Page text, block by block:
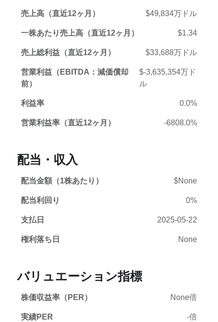
売上高（直近12ヶ月） $49,834万ドル
一株あたり売上高（直近12ヶ月） $1.34
売上総利益（直近12ヶ月） $33,688万ドル
営業利益（EBITDA：減価償却
前）
$-3,635,354万ド
ル
利益率 0.0%
営業利益率（直近12ヶ月） -6808.0%
配当・収入
配当金額（1株あたり） $None
配当利回り 0%
支払日 2025-05-22
権利落ち日 None
バリュエーション指標
株価収益率（PER） None倍
実績PER -倍